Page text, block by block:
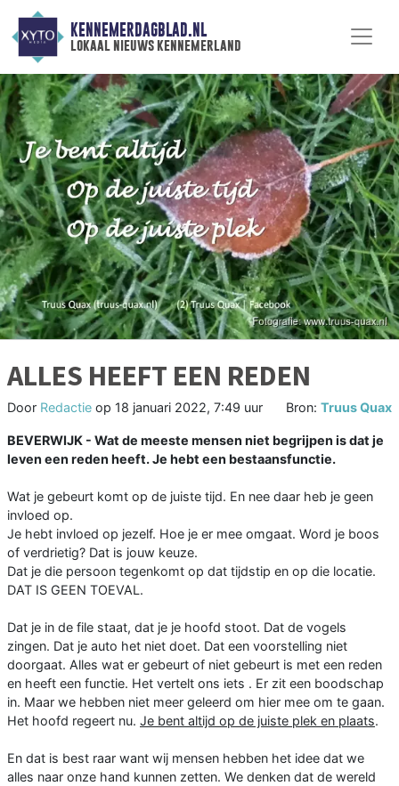
KENNEMERDAGBLAD.NL
lokaal nieuws kennemerland
ALLES HEEFT EEN REDEN
Door Redactie op 18 januari 2022, 7:49 uur Bron: Truus Quax
BEVERWIJK - Wat de meeste mensen niet begrijpen is dat je
leven een reden heeft. Je hebt een bestaansfunctie.
Wat je gebeurt komt op de juiste tijd. En nee daar heb je geen
invloed op.
Je hebt invloed op jezelf. Hoe je er mee omgaat. Word je boos
of verdrietig? Dat is jouw keuze.
Dat je die persoon tegenkomt op dat tijdstip en op die locatie.
DAT IS GEEN TOEVAL.
Dat je in de file staat, dat je je hoofd stoot. Dat de vogels
zingen. Dat je auto het niet doet. Dat een voorstelling niet
doorgaat. Alles wat er gebeurt of niet gebeurt is met een reden
en heeft een functie. Het vertelt ons iets . Er zit een boodschap
in. Maar we hebben niet meer geleerd om hier mee om te gaan.
Het hoofd regeert nu. Je bent altijd op de juiste plek en plaats.
En dat is best raar want wij mensen hebben het idee dat we
alles naar onze hand kunnen zetten. We denken dat de wereld